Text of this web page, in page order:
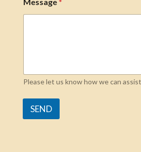
Please let us know how we can
SEND